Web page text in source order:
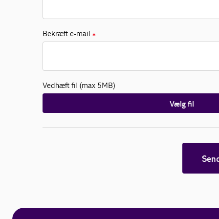
Bekræft e-mail ✱
Vedhæft fil (max 5MB)
Vælg fil
Send